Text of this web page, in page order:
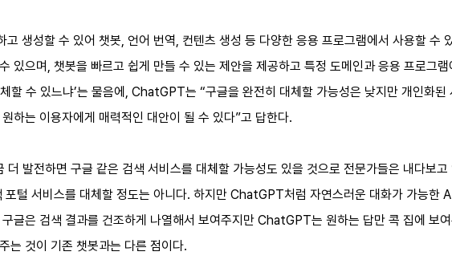
고 생성할 수 있어 챗봇, 언어 번역, 컨텐츠 생성 등 다양한 응용 프로그램에서 사용할 수
있으며, 챗봇을 빠르고 쉽게 만들 수 있는 제안을 제공하고 특정 도메인과 응용 프로그
할 수 있느냐’는 물음에, ChatGPT는 “구글을 완전히 대체할 가능성은 낮지만 개인화
하는 이용자에게 매력적인 대안이 될 수 있다”고 답한다.
발전하면 구글 같은 검색 서비스를 대체할 가능성도 있을 것으로 전문가들은 내다보
포털 서비스를 대체할 정도는 아니다. 하지만 ChatGPT처럼 자연스러운 대화가 가능한
글은 검색 결과를 건조하게 나열해서 보여주지만 ChatGPT는 원하는 답만 콕 집에 보
는 것이 기존 챗봇과는 다른 점이다.